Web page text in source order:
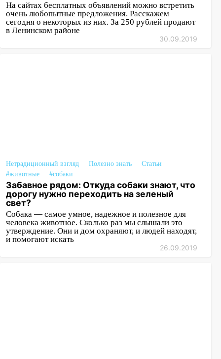
На сайтах бесплатных объявлений можно встретить
очень любопытные предложения. Расскажем
сегодня о некоторых из них. За 250 рублей продают
в Ленинском районе
30.09.2019
Нетрадиционный взгляд Полезно знать
Статьи
#животные
#собаки
Забавное рядом: Откуда собаки знают, что
дорогу нужно переходить на зеленый
свет?
Собака — самое умное, надежное и полезное для
человека животное. Сколько раз мы слышали это
утверждение. Они и дом охраняют, и людей находят,
и помогают искать
26.09.2019